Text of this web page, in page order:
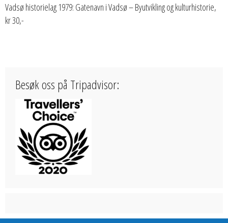
Vadsø historielag 1979: Gatenavn i Vadsø – Byutvikling og kulturhistorie,
kr 30,-
Besøk oss på Tripadvisor: